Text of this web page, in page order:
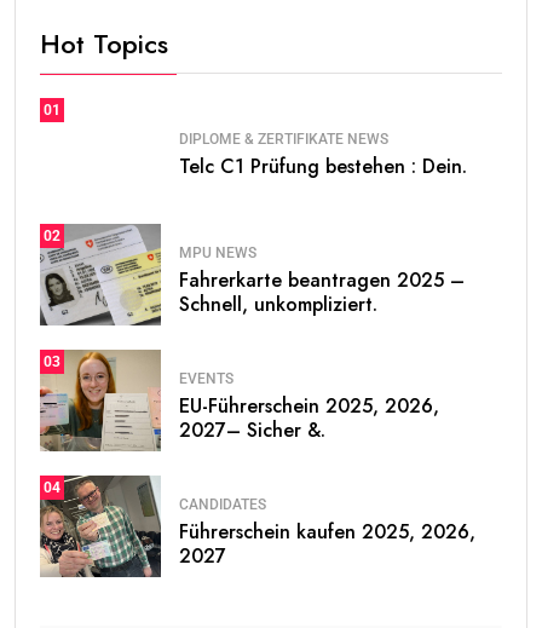
Hot Topics
01
DIPLOME & ZERTIFIKATE NEWS
Telc C1 Prüfung bestehen : Dein.
02
MPU NEWS
Fahrerkarte beantragen 2025 –
Schnell, unkompliziert.
03
EVENTS
EU-Führerschein 2025, 2026,
2027– Sicher &.
04
CANDIDATES
Führerschein kaufen 2025, 2026,
2027